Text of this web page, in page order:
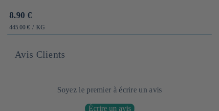
Prix
habituel
8.90 €
PRIX
UNITAIRE
445.00 € / PAR
KG
Avis Clients
Soyez le premier à écrire un avis
Écrire un avis